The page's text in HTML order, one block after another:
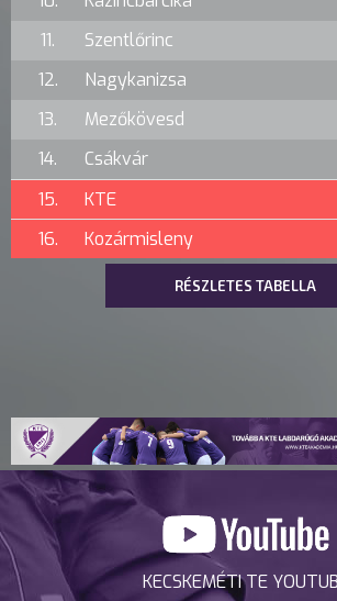
11.
Szentlőrinc
12.
Nagykanizsa
13.
Mezőkövesd
14.
Csákvár
15.
KTE
16.
Kozármisleny
RÉSZLETES TABELLA
KECSKEMÉTI TE